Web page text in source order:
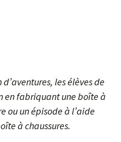
les élèves de
en fabriquant une boîte à
ou un épisode à l’aide
à chaussures.